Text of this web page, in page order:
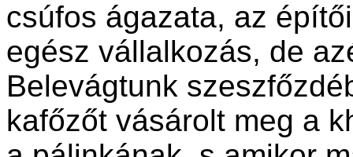
csúfos ágazata, az
egész vállalkozás, de
Belevágtunk
kafőzőt vásárolt meg a